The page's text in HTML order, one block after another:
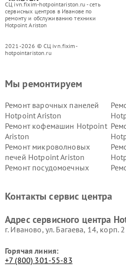
СЦ ivn.fixim-hotpointariston.ru - сеть
сервисных центров в Иванове по
ремонту и обслуживанию техники
Hotpoint Ariston
2021-2026 © СЦ ivn.fixim-
hotpointariston.ru
Мы ремонтируем
Ремонт варочных панелей
Hotpoint Ariston
Ремонт кофемашин Hotpoint
Ariston
Ремонт микроволновых
печей Hotpoint Ariston
Ремонт посудомоечных
Hotpoint Ariston
Ariston
Контакты сервис центра
Адрес сервисного центра
г. Иваново, ул. Багаева, 14, корп. 2
Горячая линия:
+7 (800) 301-55-83